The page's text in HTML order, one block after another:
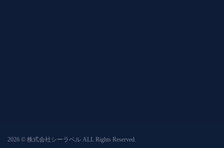
2026 © 株式会社シーラベル ALL Rights Reserved.